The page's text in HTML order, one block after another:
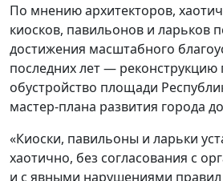
По мнению архитекторов,
киосков, павильонов и ларьков
достижения масштабного
последних лет — реконструкцию
обустройство площади
мастер-плана развития города
«Киоски, павильоны и ларьки
хаотично, без согласования с
и с явными нарушениями правил